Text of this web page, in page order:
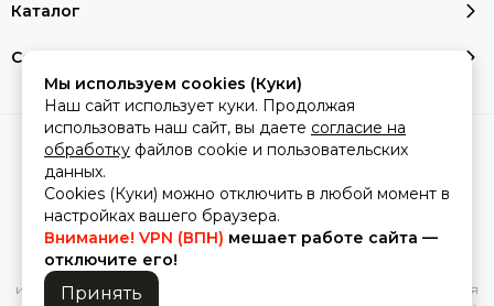
Каталог
Сервис и помощь
2026 © montale-original.Карта сайта
Сделано в
Вся представленная на сайте информация, касающаяся
характеристик, стоимости товаров и услуг, носит
информационный характер и ни при каких условиях не является
Мы используем cookies (Куки)
Наш сайт использует куки. Продолжая
использовать наш сайт, вы даете согласие на
обработку файлов cookie и пользовательских
данных.
Cookies (Куки) можно отключить в любой момент в
настройках вашего браузера.
Внимание! VPN (ВПН) мешает работе сайта —
отключите его!
Принять